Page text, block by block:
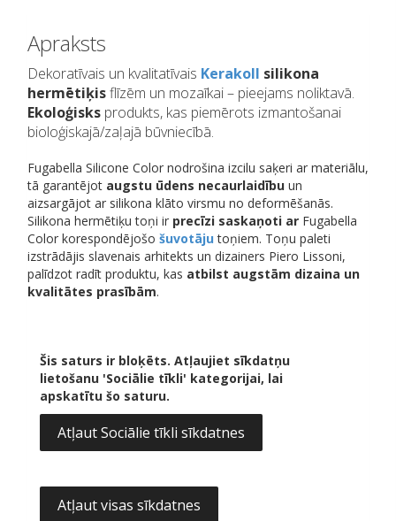
Apraksts
Dekoratīvais un kvalitatīvais Kerakoll silikona
hermētiķisflīzēm un mozaīkai – pieejams noliktavā.
Ekoloģisks produkts, kas piemērots izmantošanai
bioloģiskajā/zaļajā būvniecībā.
Fugabella Silicone Color nodrošina izcilu saķeri ar materiālu,
tā garantējot augstu ūdens necaurlaidību un
aizsargājot ar silikona klāto virsmu no deformēšanās.
Silikona hermētiķu toņi ir precīzi saskaņoti ar Fugabella
Color korespondējošo šuvotājutoņiem. Toņu paleti
izstrādājis slavenais arhitekts un dizainers Piero Lissoni,
palīdzot radīt produktu, kas atbilst augstām dizaina un
kvalitātes prasībām.
Šis saturs ir bloķēts. Atļaujiet sīkdatņu
lietošanu 'Sociālie tīkli' kategorijai, lai
apskatītu šo saturu.
Atļaut Sociālie tīkli sīkdatnes
Atļaut visas sīkdatnes